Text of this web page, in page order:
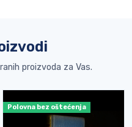
proizvoda za Vas.
Polovna bez oštećenja